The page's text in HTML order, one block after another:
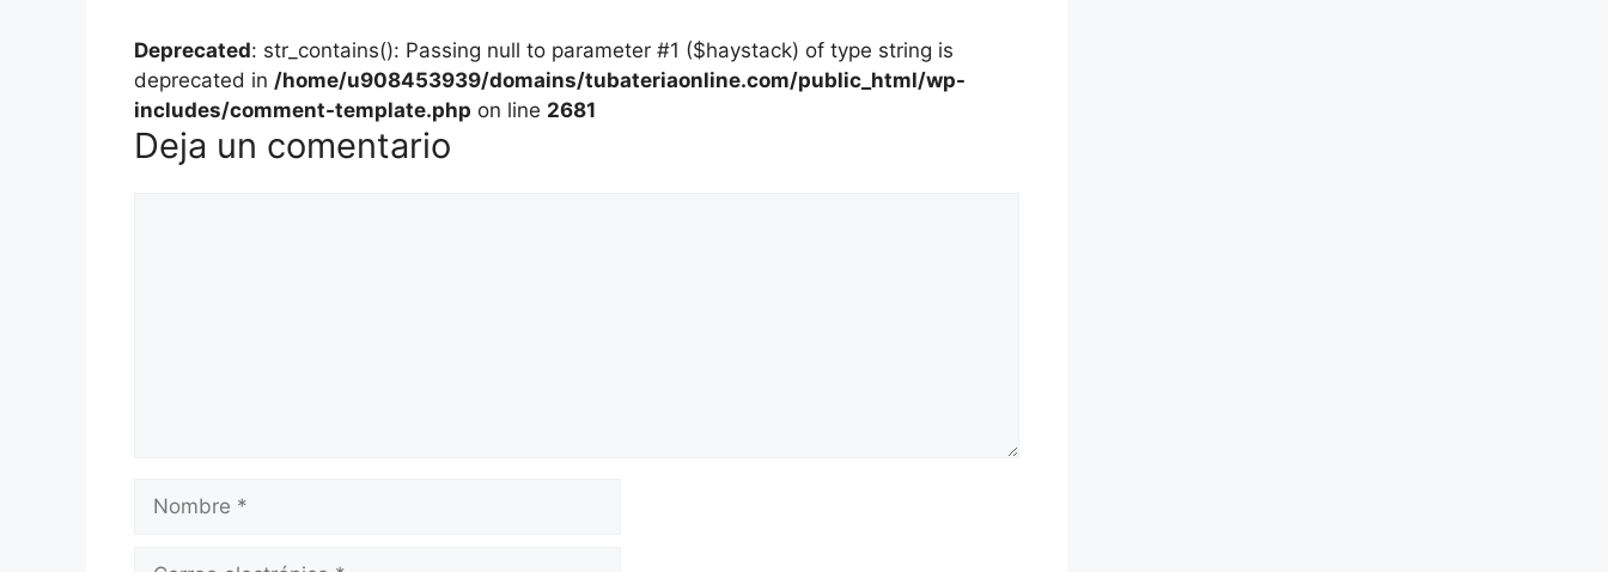
Deprecated: str_contains(): Passing null to parameter #1 ($haystack) of type string is
deprecated in /home/u908453939/domains/tubateriaonline.com/public_html/wp-
includes/comment-template.php on line 2681
Deja un comentario